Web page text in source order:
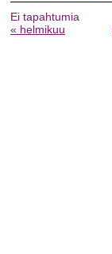
Ei tapahtumia
« helmikuu